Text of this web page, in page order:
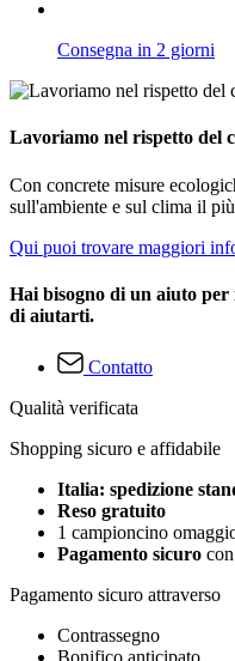
Consegna in 2 giorni
Lavoriamo nel rispetto del
Con concrete misure
sull'ambiente e sul clima il
Qui puoi trovare maggiori
Hai bisogno di un aiuto
di aiutarti.
Contatto
Qualità verificata
Shopping sicuro e affidabile
Italia: spedizione
Reso gratuito
1 campioncino
Pagamento sicuro
Pagamento sicuro attraverso
Contrassegno